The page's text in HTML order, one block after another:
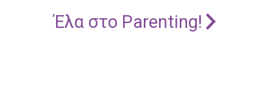
Έλα στο Parenting!